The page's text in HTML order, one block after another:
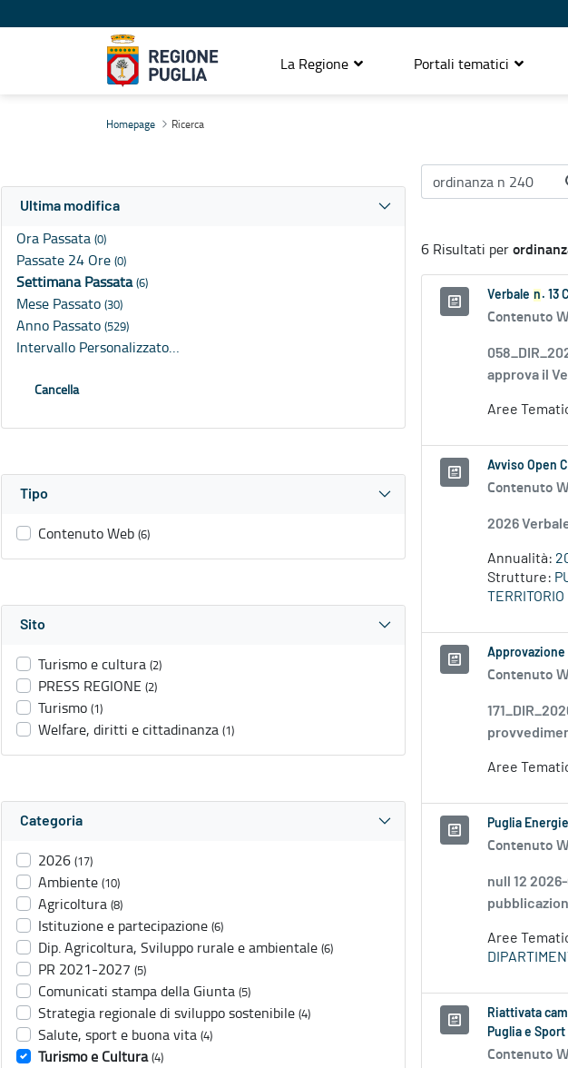
La Regione Portali tematici
Homepage Ricerca
Ultima modifica
Ora Passata (0)
Passate 24 Ore (0)
Settimana Passata(6)
Mese Passato (30)
Anno Passato (529)
Intervallo Personalizzato…
Cancella
Tipo
Contenuto Web (6)
Sito
Turismo e cultura (2)
PRESS REGIONE (2)
Turismo (1)
Welfare, diritti e cittadinanza (1)
Categoria
2026 (17)
Ambiente (10)
Agricoltura (8)
Istituzione e partecipazione (6)
Dip. Agricoltura, Sviluppo rurale e ambientale (6)
PR 2021-2027 (5)
Comunicati stampa della Giunta (5)
Strategia regionale di sviluppo sostenibile (4)
Salute, sport e buona vita (4)
Turismo e Cultura (4)
6 Risultati per
Verbale n . 13
Contenuto
approva il
Aree
Avviso Open
Contenuto
2026
Annualità:
Strutture:
TERRITORIO
Contenuto
Aree
Puglia
Contenuto
null 12
Aree
Riattivata
Puglia e Sport
Contenuto